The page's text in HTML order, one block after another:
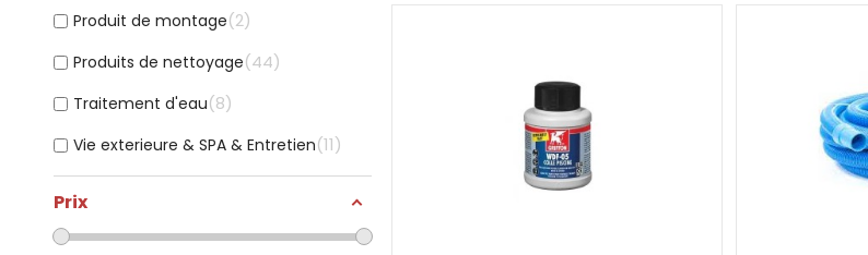
Produit de montage 2
Produits de nettoyage 44
Traitement d'eau 8
Vie exterieure & SPA & Entretien 11
Prix